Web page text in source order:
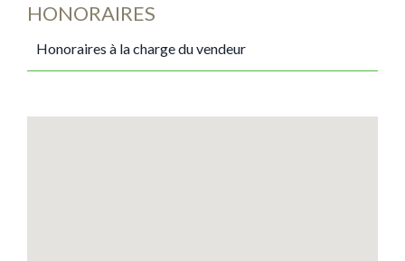
HONORAIRES
Honoraires à la charge du vendeur